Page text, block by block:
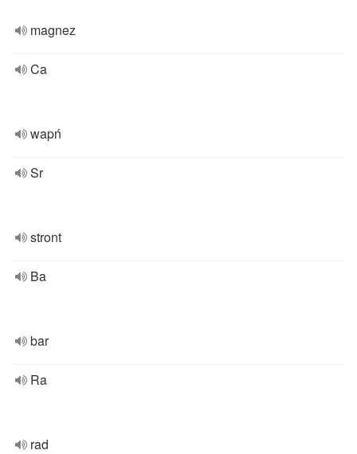
magnez
Ca
wapń
Sr
stront
Ba
bar
Ra
rad